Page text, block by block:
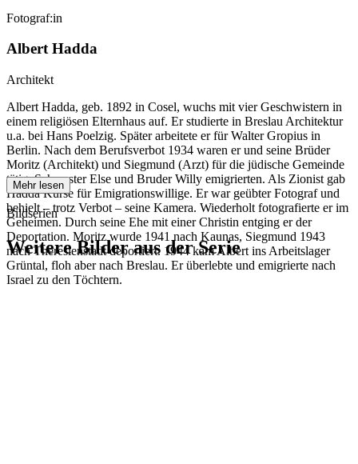
Fotograf:in
Albert Hadda
Architekt
Albert Hadda, geb. 1892 in Cosel, wuchs mit vier Geschwistern in
einem religiösen Elternhaus auf. Er studierte in Breslau Architektur
u.a. bei Hans Poelzig. Später arbeitete er für Walter Gropius in
Berlin. Nach dem Berufsverbot 1934 waren er und seine Brüder
Moritz (Architekt) und Siegmund (Arzt) für die jüdische Gemeinde
tätig. Schwester Else und Bruder Willy emigrierten. Als Zionist gab
Hadda Kurse für Emigrationswillige. Er war geübter Fotograf und
behielt – trotz Verbot – seine Kamera. Wiederholt fotografierte er im
Geheimen. Durch seine Ehe mit einer Christin entging er der
Deportation. Moritz wurde 1941 nach Kaunas, Siegmund 1943
nach Theresienstadt deportiert. 1944 kam Albert ins Arbeitslager
Grüntal, floh aber nach Breslau. Er überlebte und emigrierte nach
Israel zu den Töchtern.
Mehr lesen
Bildserien
Weitere Bilder aus der Serie
1941 Breslau